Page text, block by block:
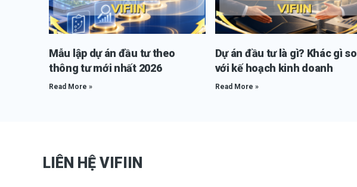
Mẫu lập dự án đầu tư theo
thông tư mới nhất 2026
Read More »
Dự án đầu tư là gì? Khác gì so
với kế hoạch kinh doanh
Read More »
LIÊN HỆ VIFIIN